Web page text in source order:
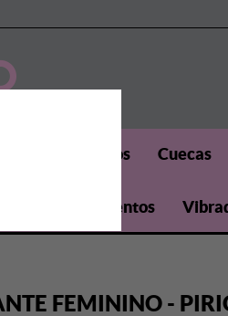
Cosméticos Cuecas
Suplementos
FEMININO -